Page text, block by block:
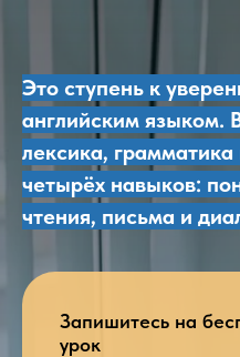
Это ступень к
английским языком.
лексика,
четырёх навыков:
чтения, письма и
Запишитесь на
урок